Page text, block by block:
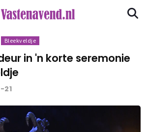
Bleekveldje
in 'n korte seremonie
21